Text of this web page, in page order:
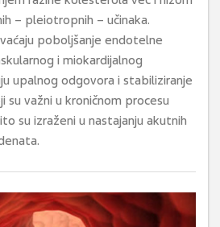
– pleiotropnih – učinaka.
poboljšanje endotelne
i miokardijalnog
upalnog odgovora i stabiliziranje
su važni u kroničnom procesu
su izraženi u nastajanju akutnih